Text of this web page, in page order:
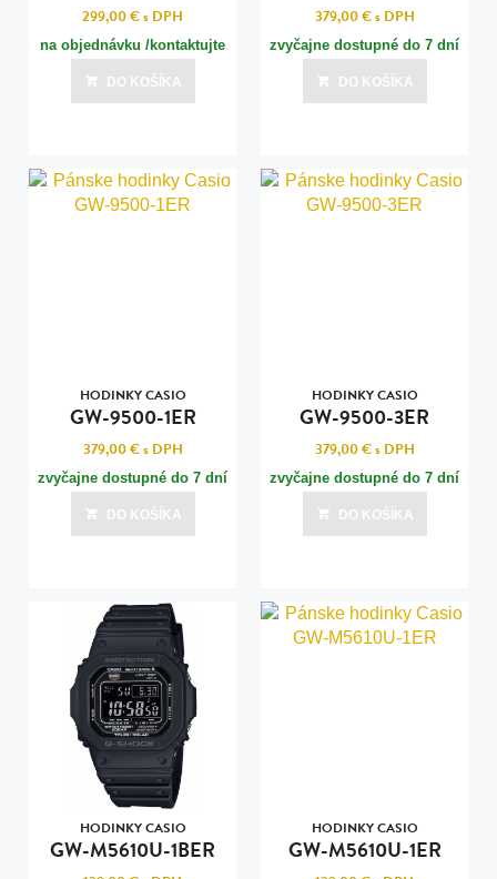
299,00 €s DPH
na objednávku /kontaktujte
nás pre termín dodania/
DO KOŠÍKA
379,00 €s DPH
zvyčajne dostupné do 7 dní
DO KOŠÍKA
HODINKY CASIO
GW-9500-1ER
379,00 €s DPH
zvyčajne dostupné do 7 dní
DO KOŠÍKA
HODINKY CASIO
GW-9500-3ER
379,00 €s DPH
zvyčajne dostupné do 7 dní
DO KOŠÍKA
HODINKY CASIO
GW-M5610U-1BER
HODINKY CASIO
GW-M5610U-1ER